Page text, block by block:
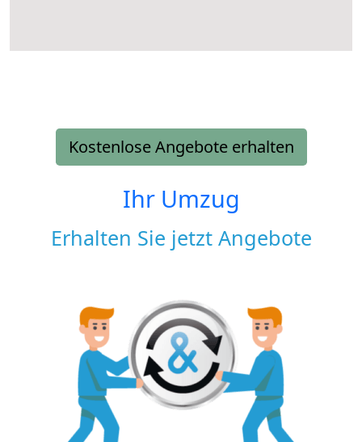
Kostenlose Angebote erhalten
Ihr Umzug
Erhalten Sie jetzt Angebote